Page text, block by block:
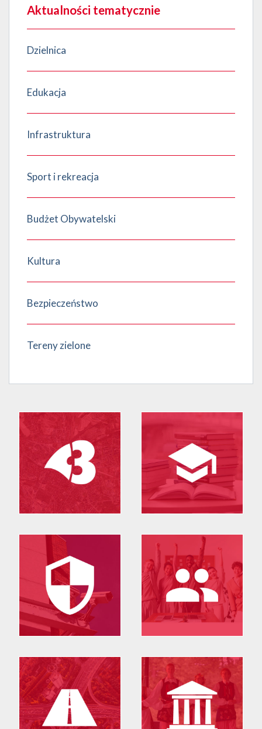
Aktualności tematycznie
Dzielnica
Edukacja
Infrastruktura
Sport i rekreacja
Budżet Obywatelski
Kultura
Bezpieczeństwo
Tereny zielone